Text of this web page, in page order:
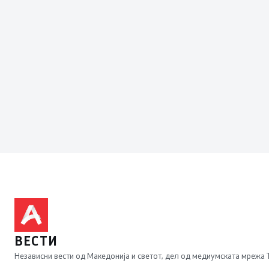
ВЕСТИ
Независни вести од Македонија и светот, дел од медиумската